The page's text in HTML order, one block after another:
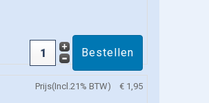
Prijs(Incl.21% BTW) € 1,95